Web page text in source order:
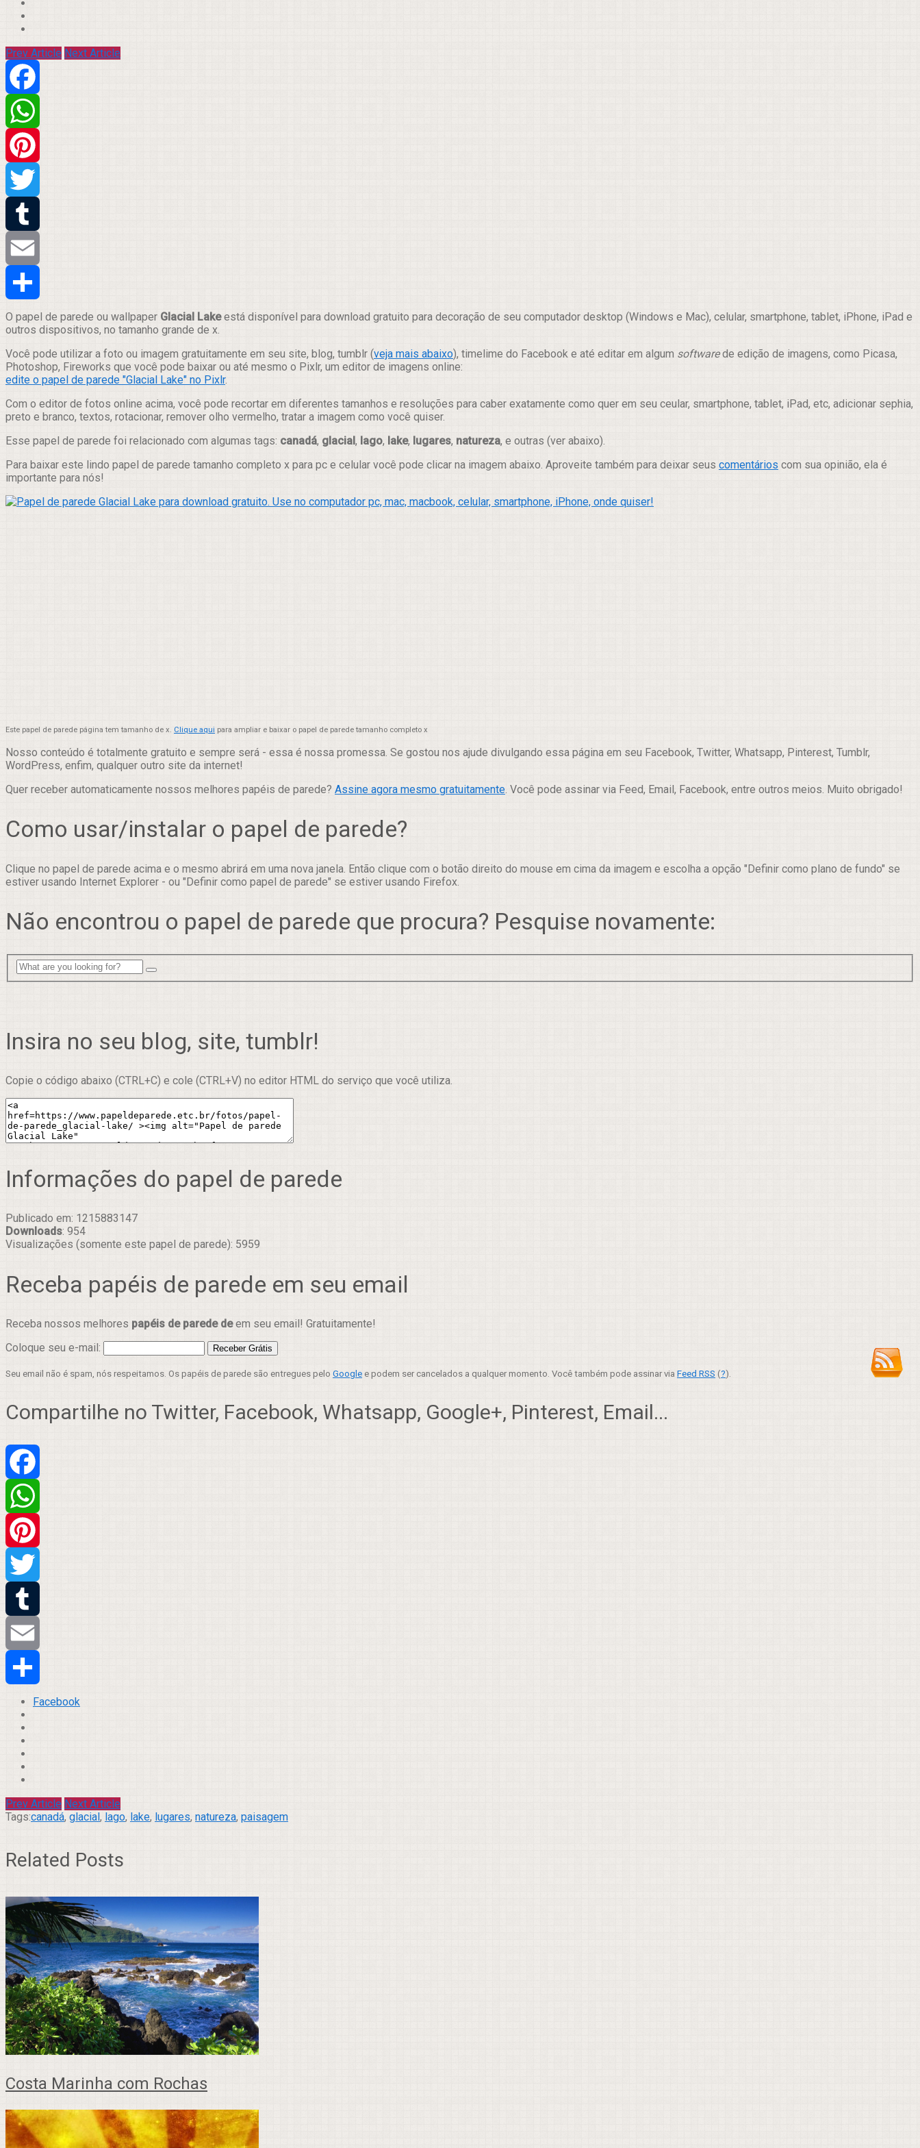
Prev Article Next Article
Facebook
WhatsApp
Pinterest
Twitter
Tumblr
Email
Compartilhar
O papel de parede ou wallpaper Glacial Lakeestá disponível para download gratuito para decoração de seu computador desktop (Windows e Mac), celular, smartphone, tablet, iPhone, iPad e
outros dispositivos, no tamanho grande de x.
Você pode utilizar a foto ou imagem gratuitamente em seu site, blog, tumblr (veja mais abaixo), timelime do Facebook e até editar em algum softwarede edição de imagens, como Picasa,
Photoshop, Fireworks que você pode baixar ou até mesmo o Pixlr, um editor de imagens online:
edite o papel de parede "Glacial Lake" no Pixlr.
Com o editor de fotos online acima, você pode recortar em diferentes tamanhos e resoluções para caber exatamente como quer em seu ceular, smartphone, tablet, iPad, etc, adicionar sephia,
preto e branco, textos, rotacionar, remover olho vermelho, tratar a imagem como você quiser.
Esse papel de parede foi relacionado com algumas tags: canadá, glacial, lago, lake, lugares, natureza, e outras (ver abaixo).
Para baixar este lindo papel de parede tamanho completo x para pc e celular você pode clicar na imagem abaixo. Aproveite também para deixar seus comentários com sua opinião, ela é
importante para nós!
Este papel de parede página tem tamanho de x. Clique aqui para ampliar e baixar o papel de parede tamanho completo x
Nosso conteúdo é totalmente gratuito e sempre será - essa é nossa promessa. Se gostou nos ajude divulgando essa página em seu Facebook, Twitter, Whatsapp, Pinterest, Tumblr,
WordPress, enfim, qualquer outro site da internet!
Quer receber automaticamente nossos melhores papéis de parede? Assine agora mesmo gratuitamente. Você pode assinar via Feed, Email, Facebook, entre outros meios. Muito obrigado!
Como usar/instalar o papel de parede?
Clique no papel de parede acima e o mesmo abrirá em uma nova janela. Então clique com o botão direito do mouse em cima da imagem e escolha a opção "Definir como plano de fundo" se
estiver usando Internet Explorer - ou "Definir como papel de parede" se estiver usando Firefox.
Não encontrou o papel de parede que procura? Pesquise novamente:
Insira no seu blog, site, tumblr!
Copie o código abaixo (CTRL+C) e cole (CTRL+V) no editor HTML do serviço que você utiliza.
Informações do papel de parede
Publicado em: 1215883147
Downloads: 954
Visualizações (somente este papel de parede): 5959
Receba papéis de parede em seu email
Receba nossos melhores papéis de parede deem seu email! Gratuitamente!
Coloque seu e-mail:
Seu email não é spam, nós respeitamos. Os papéis de parede são entregues pelo Google e podem ser cancelados a qualquer momento. Você também pode assinar via Feed RSS (?).
Compartilhe no Twitter, Facebook, Whatsapp, Google+, Pinterest, Email...
Facebook
WhatsApp
Pinterest
Twitter
Tumblr
Email
Compartilhar
Facebook
Prev Article Next Article
Tags:canadá, glacial, lago, lake, lugares, natureza, paisagem
Related Posts
Costa Marinha com Rochas